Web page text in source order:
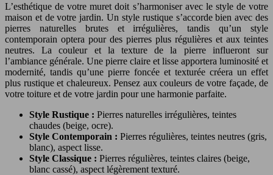
L’esthétique de votre muret doit s’harmoniser avec le style de votre
maison et de votre jardin. Un style rustique s’accorde bien avec des
pierres naturelles brutes et irrégulières, tandis qu’un style
contemporain optera pour des pierres plus régulières et aux teintes
neutres. La couleur et la texture de la pierre influeront sur
l’ambiance générale. Une pierre claire et lisse apportera luminosité et
modernité, tandis qu’une pierre foncée et texturée créera un effet
plus rustique et chaleureux. Pensez aux couleurs de votre façade, de
votre toiture et de votre jardin pour une harmonie parfaite.
Style Rustique : Pierres naturelles irrégulières, teintes
chaudes (beige, ocre).
Style Contemporain : Pierres régulières, teintes neutres (gris,
blanc), aspect lisse.
Style Classique : Pierres régulières, teintes claires (beige,
blanc cassé), aspect légèrement texturé.